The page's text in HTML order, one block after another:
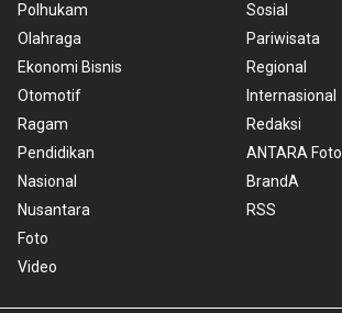
Polhukam
Olahraga
Ekonomi Bisnis
Otomotif
Ragam
Pendidikan
Nasional
Nusantara
Foto
Video
Sosial
Pariwisata
Regional
Internasional
Redaksi
ANTARA Foto
BrandA
RSS